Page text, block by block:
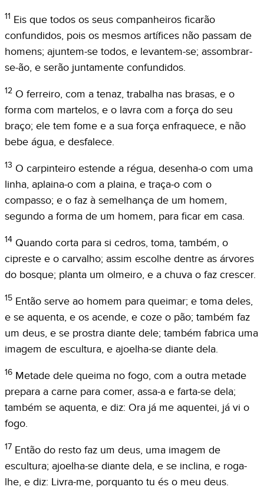
11 Eis que todos os seus companheiros ficarão
confundidos, pois os mesmos artífices não passam de
homens; ajuntem-se todos, e levantem-se; assombrar-
se-ão, e serão juntamente confundidos.
12 O ferreiro, com a tenaz, trabalha nas brasas, e o
forma com martelos, e o lavra com a força do seu
braço; ele tem fome e a sua força enfraquece, e não
bebe água, e desfalece.
13 O carpinteiro estende a régua, desenha-o com uma
linha, aplaina-o com a plaina, e traça-o com o
compasso; e o faz à semelhança de um homem,
segundo a forma de um homem, para ficar em casa.
14 Quando corta para si cedros, toma, também, o
cipreste e o carvalho; assim escolhe dentre as árvores
do bosque; planta um olmeiro, e a chuva o faz crescer.
15 Então serve ao homem para queimar; e toma deles,
e se aquenta, e os acende, e coze o pão; também faz
um deus, e se prostra diante dele; também fabrica uma
imagem de escultura, e ajoelha-se diante dela.
16 Metade dele queima no fogo, com a outra metade
prepara a carne para comer, assa-a e farta-se dela;
também se aquenta, e diz: Ora já me aquentei, já vi o
fogo.
17 Então do resto faz um deus, uma imagem de
escultura; ajoelha-se diante dela, e se inclina, e roga-
lhe, e diz: Livra-me, porquanto tu és o meu deus.